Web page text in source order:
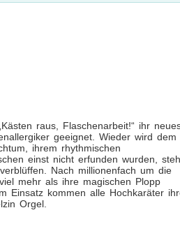
raus, Flaschenarbeit!“ ihr
geeignet. Wieder wird dem
ihrem rhythmischen
einst nicht erfunden wurden,
Nach millionenfach um die
mehr als ihre magischen Plopp
Einsatz kommen alle Hochkaräter
Orgel.